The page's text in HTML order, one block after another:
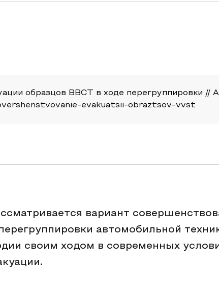
образцов ВВСТ в ходе перегруппировки //
evakuatsii-obraztsov-vvst
вариант
автомобильной
своим ходом в современных